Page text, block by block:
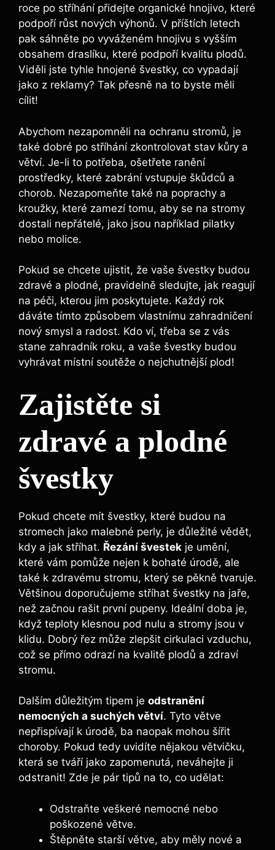
roce po stříhání přidejte organické hnojivo, které
podpoří růst nových výhonů. V příštích letech
pak sáhněte po vyváženém hnojivu s vyšším
obsahem draslíku, které podpoří kvalitu plodů.
Viděli jste tyhle hnojené švestky, co vypadají
jako z reklamy? Tak přesně na to byste měli
cílit!
Abychom nezapomněli na ochranu stromů, je
také dobré po stříhání zkontrolovat stav kůry a
větví. Je-li to potřeba, ošetřete ranění
prostředky, které zabrání vstupuje škůdců a
chorob. Nezapomeňte také na poprachy a
kroužky, které zamezí tomu, aby se na stromy
dostali nepřátelé, jako jsou například pilatky
nebo molice.
Pokud se chcete ujistit, že vaše švestky budou
zdravé a plodné, pravidelně sledujte, jak reagují
na péči, kterou jim poskytujete. Každý rok
dáváte tímto způsobem vlastnímu zahradničení
nový smysl a radost. Kdo ví, třeba se z vás
stane zahradník roku, a vaše švestky budou
vyhrávat místní soutěže o nejchutnější plod!
Zajistěte si
zdravé a plodné
švestky
Pokud chcete mít švestky, které budou na
stromech jako malebné perly, je důležité vědět,
kdy a jak stříhat. Řezání švestek je umění,
které vám pomůže nejen k bohaté úrodě, ale
také k zdravému stromu, který se pěkně tvaruje.
Většinou doporučujeme stříhat švestky na jaře,
než začnou rašit první pupeny. Ideální doba je,
když teploty klesnou pod nulu a stromy jsou v
klidu. Dobrý řez může zlepšit cirkulaci vzduchu,
což se přímo odrazí na kvalitě plodů a zdraví
stromu.
Dalším důležitým tipem je odstranění
nemocných a suchých větví. Tyto větve
nepřispívají k úrodě, ba naopak mohou šířit
choroby. Pokud tedy uvidíte nějakou větvičku,
která se tváří jako zapomenutá, neváhejte ji
odstranit! Zde je pár tipů na to, co udělat:
Odstraňte veškeré nemocné nebo
poškozené větve.
Štěpněte starší větve, aby měly nové a